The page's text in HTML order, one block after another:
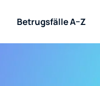
Betrugsfälle A–Z